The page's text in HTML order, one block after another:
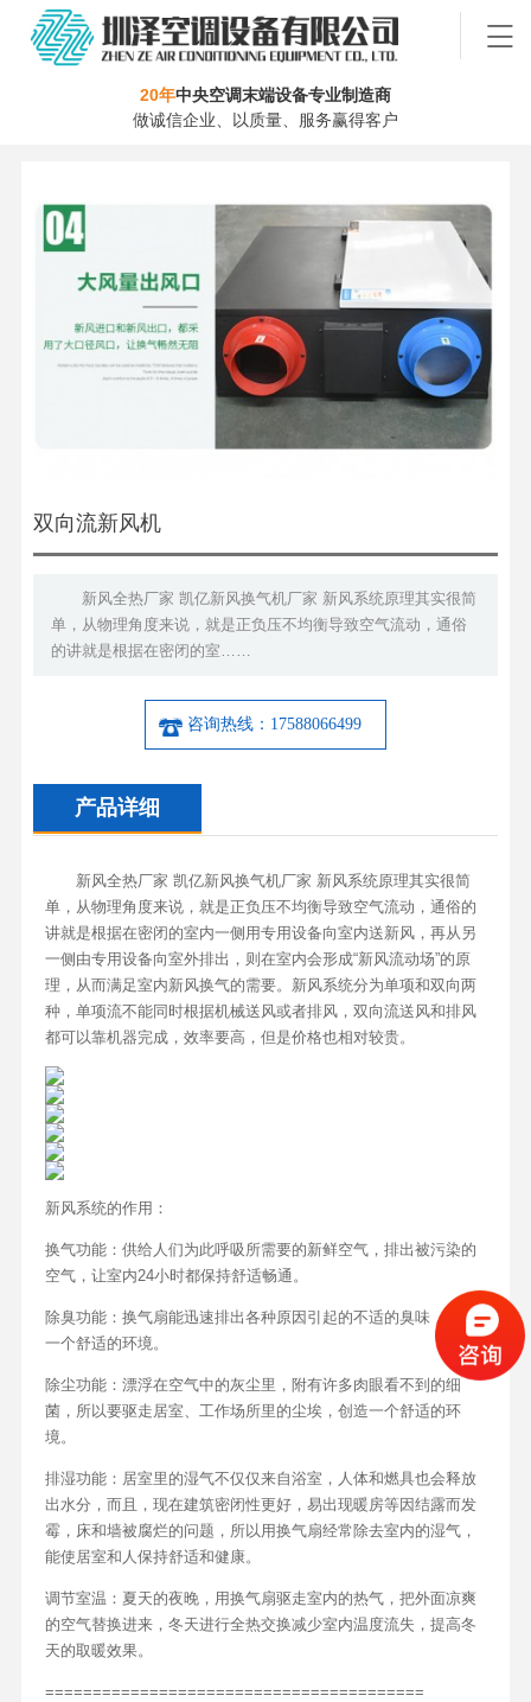
20年中央空调末端设备专业制造商
做诚信企业、以质量、服务赢得客户
双向流新风机
新风全热厂家 凯亿新风换气机厂家 新风系统原理其实很简
单，从物理角度来说，就是正负压不均衡导致空气流动，通俗
的讲就是根据在密闭的室……
咨询热线：17588066499
产品详细
新风全热厂家 凯亿新风换气机厂家 新风系统原理其实很简
单，从物理角度来说，就是正负压不均衡导致空气流动，通俗的
讲就是根据在密闭的室内一侧用专用设备向室内送新风，再从另
一侧由专用设备向室外排出，则在室内会形成“新风流动场”的原
理，从而满足室内新风换气的需要。新风系统分为单项和双向两
种，单项流不能同时根据机械送风或者排风，双向流送风和排风
都可以靠机器完成，效率要高，但是价格也相对较贵。
新风系统的作用：
换气功能：供给人们为此呼吸所需要的新鲜空气，排出被污染的
空气，让室内24小时都保持舒适畅通。
除臭功能：换气扇能迅速排出各种原因引起的不适的臭味，制造
一个舒适的环境。
除尘功能：漂浮在空气中的灰尘里，附有许多肉眼看不到的细
菌，所以要驱走居室、工作场所里的尘埃，创造一个舒适的环
境。
排湿功能：居室里的湿气不仅仅来自浴室，人体和燃具也会释放
出水分，而且，现在建筑密闭性更好，易出现暖房等因结露而发
霉，床和墙被腐烂的问题，所以用换气扇经常除去室内的湿气，
能使居室和人保持舒适和健康。
调节室温：夏天的夜晚，用换气扇驱走室内的热气，把外面凉爽
的空气替换进来，冬天进行全热交换减少室内温度流失，提高冬
天的取暖效果。
========================================